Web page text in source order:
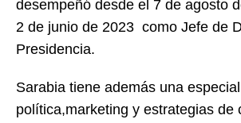
desempeñó desde el 7 de agosto
2 de junio de 2023 como Jefe de
Presidencia.
Sarabia tiene además una
política,marketing y estrategias de